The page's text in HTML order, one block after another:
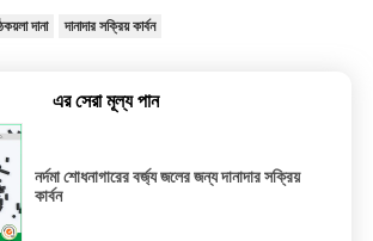
দানা দানাদার সক্রিয় কার্বন
এর সেরা মূল্য পান
নর্দমা শোধনাগারের বর্জ্য জলের জন্য দানাদার সক্রিয়
কার্বন